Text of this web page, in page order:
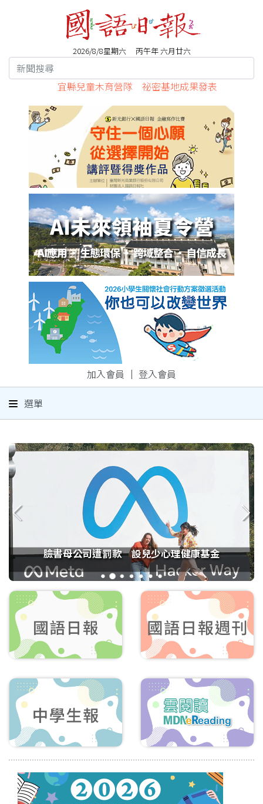
2026/8/8星期六 丙午年 六月廿六
宜縣兒童木育營隊 祕密基地成果發表
加入會員 ｜ 登入會員
選單
臉書母公司遭罰款 設兒少心理健康基金
1 3 4 5 6 7